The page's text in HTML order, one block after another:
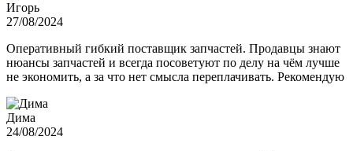
Игорь
27/08/2024
Оперативный гибкий поставщик запчастей. Продавцы знают
нюансы запчастей и всегда посоветуют по делу на чём лучше
не экономить, а за что нет смысла переплачивать. Рекомендую
Дима
24/08/2024